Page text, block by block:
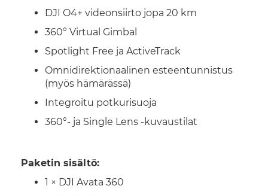
DJI O4+ videonsiirto jopa 20 km
360° Virtual Gimbal
Spotlight Free ja ActiveTrack
Omnidirektionaalinen esteentunnistus
(myös hämärässä)
Integroitu potkurisuoja
360°- ja Single Lens -kuvaustilat
Paketin sisältö:
1 × DJI Avata 360